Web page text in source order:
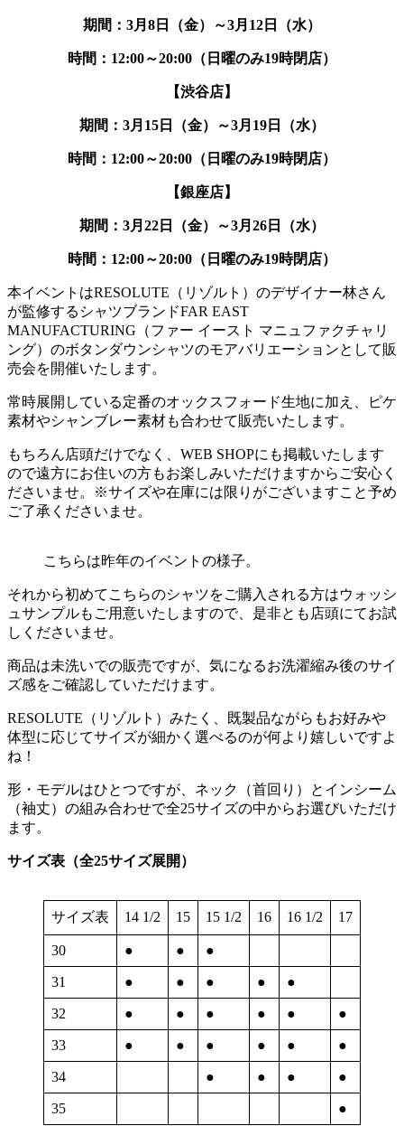
期間：3月8日（金）～3月12日（水）
時間：12:00～20:00（日曜のみ19時閉店）
【渋谷店】
期間：3月15日（金）～3月19日（水）
時間：12:00～20:00（日曜のみ19時閉店）
【銀座店】
期間：3月22日（金）～3月26日（水）
時間：12:00～20:00（日曜のみ19時閉店）
本イベントはRESOLUTE（リゾルト）のデザイナー林さん
が監修するシャツブランドFAR EAST
MANUFACTURING（ファー イースト マニュファクチャリ
ング）のボタンダウンシャツのモアバリエーションとして販
売会を開催いたします。
常時展開している定番のオックスフォード生地に加え、ピケ
素材やシャンブレー素材も合わせて販売いたします。
もちろん店頭だけでなく、WEB SHOPにも掲載いたします
ので遠方にお住いの方もお楽しみいただけますからご安心く
ださいませ。※サイズや在庫には限りがございますこと予め
ご了承くださいませ。
こちらは昨年のイベントの様子。
それから初めてこちらのシャツをご購入される方はウォッシ
ュサンプルもご用意いたしますので、是非とも店頭にてお試
しくださいませ。
商品は未洗いでの販売ですが、気になるお洗濯縮み後のサイ
ズ感をご確認していただけます。
RESOLUTE（リゾルト）みたく、既製品ながらもお好みや
体型に応じてサイズが細かく選べるのが何より嬉しいですよ
ね！
形・モデルはひとつですが、ネック（首回り）とインシーム
（袖丈）の組み合わせで全25サイズの中からお選びいただけ
ます。
サイズ表（全25サイズ展開）
サイズ表 14 1/2 15 15 1/2 16 16 1/2 17
30 ● ● ●
31 ● ● ● ● ●
32 ● ● ● ● ● ●
33 ● ● ● ● ● ●
34 ● ● ● ●
35 ●